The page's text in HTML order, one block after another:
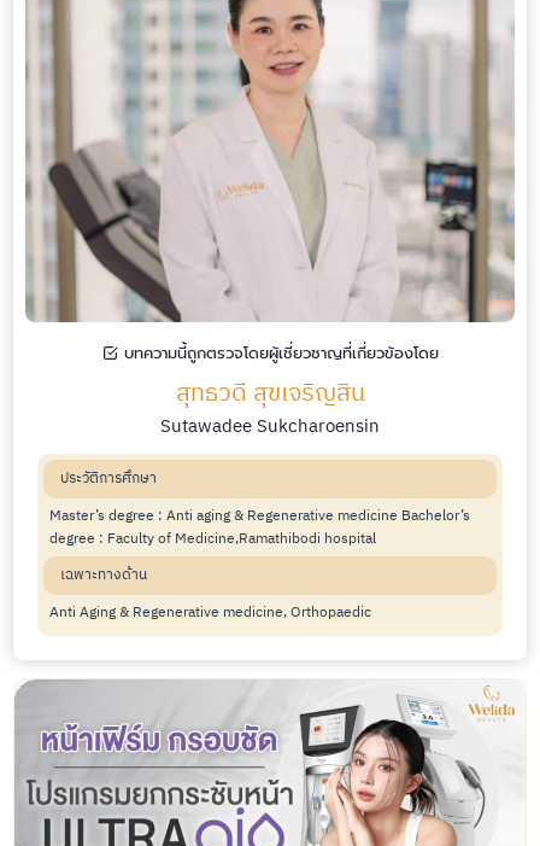
บทความนี้ถูกตรวจโดยผู้เชี่ยวชาญที่เกี่ยวข้องโดย
สุทธวดี สุขเจริญสิน
Sutawadee Sukcharoensin
ประวัติการศึกษา
Master’s degree : Anti aging & Regenerative medicine Bachelor’s
degree : Faculty of Medicine,Ramathibodi hospital
เฉพาะทางด้าน
Anti Aging & Regenerative medicine, Orthopaedic